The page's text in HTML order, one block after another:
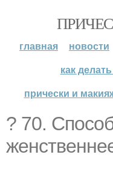
главная новости
как
прически и
? 70.